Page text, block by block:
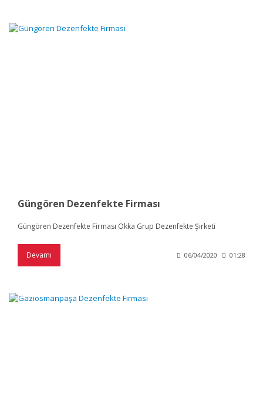
Güngören Dezenfekte Firması
Güngören Dezenfekte Firması Okka Grup Dezenfekte Şirketi
Devamı 06/04/2020 01:28